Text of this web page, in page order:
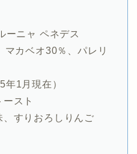
ーニャ ペネデス
カベオ30％、パレリ
1月現在）
スト
すりおろしりんご